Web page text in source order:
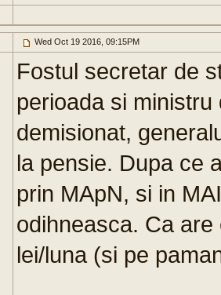
Wed Oct 19 2016, 09:15PM
Fostul secretar de
perioada si
demisionat,
la pensie. Dupa ce
prin MApN, si in
odihneasca. Ca
lei/luna (si pe